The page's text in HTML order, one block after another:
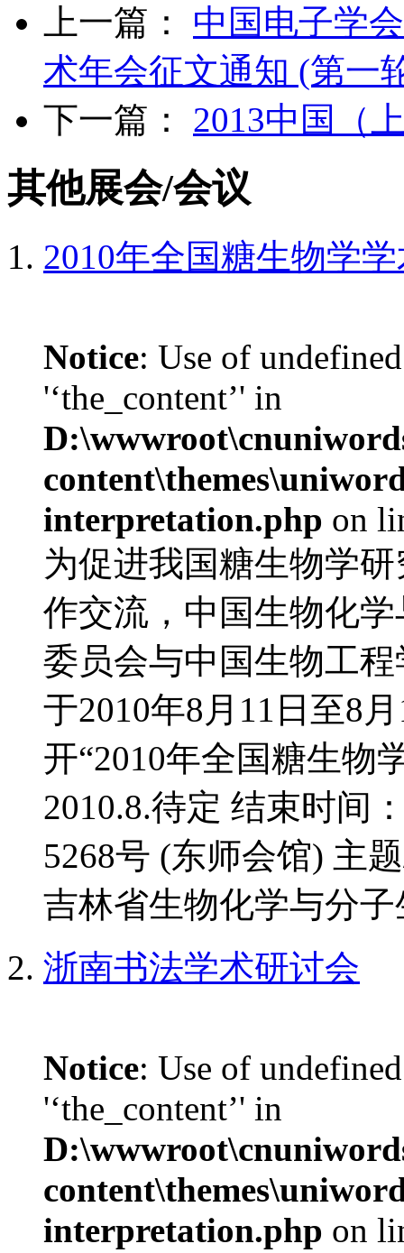
上一篇： 中国电子学
术年会征文通知 (第一
下一篇： 2013中国（
其他展会/会议
2010年全国糖生物学
Notice: Use of
'‘the_content’' in
interpretation.php on
为促进我国糖生物学
作交流，中国生物化
委员会与中国生物工
于2010年8月11日至8
开“2010年全国糖生物
2010.8.待定 结束时间
5268号 (东师会馆) 主
吉林省生物化学与分
浙南书法学术研讨会
Notice: Use of
'‘the_content’' in
interpretation.php on